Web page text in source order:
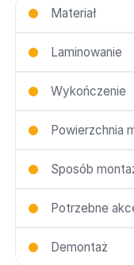
Materiał
Laminowanie
Wykończenie
Powierzchnia
Sposób
Potrzebne
Demontaż